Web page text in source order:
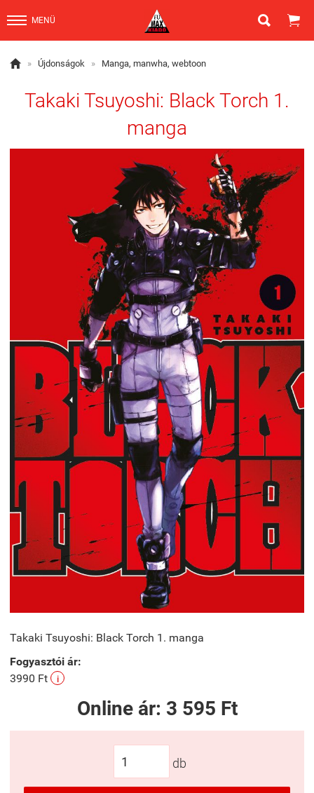
MENÜ  
 » Újdonságok » Manga, manwha, webtoon
Takaki Tsuyoshi: Black Torch 1.
manga
Takaki Tsuyoshi: Black Torch 1. manga
Fogyasztói ár:
3990 Ft
i
Online ár: 3 595 Ft
db